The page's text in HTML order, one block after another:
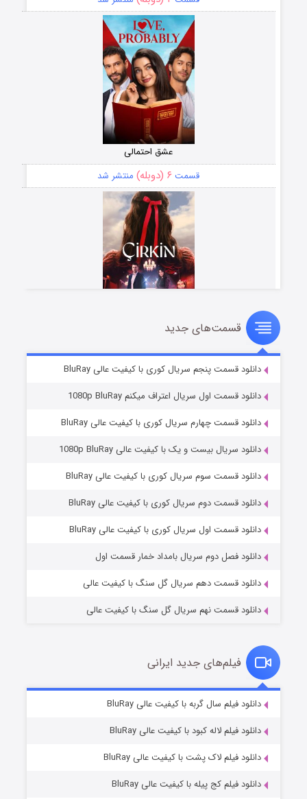
عشق احتمالی
قسمت ۶ (دوبله) منتشر شد
سریال زشت
قسمت۵ (زیرنویس) منتشر شد
وستی ها
قسمت۱ (زیرنویس) منتشر شد
قسمت۶ (زیرنویس) منتشر شد
قسمت‌های جدید
دانلود قسمت پنجم سریال کوری با کیفیت عالی BluRay
دانلود قسمت اول سریال اعتراف میکنم 1080p BluRay
دانلود قسمت چهارم سریال کوری با کیفیت عالی BluRay
دانلود سریال بیست و یک با کیفیت عالی 1080p BluRay
دانلود قسمت سوم سریال کوری با کیفیت عالی BluRay
دانلود قسمت دوم سریال کوری با کیفیت عالی BluRay
دانلود قسمت اول سریال کوری با کیفیت عالی BluRay
دانلود فصل دوم سریال بامداد خمار قسمت اول
دانلود قسمت دهم سریال گل سنگ با کیفیت عالی
دانلود قسمت نهم سریال گل سنگ با کیفیت عالی
فیلم‌های جدید ایرانی
دانلود فیلم سال گربه با کیفیت عالی BluRay
دانلود فیلم لاله کبود با کیفیت عالی BluRay
دانلود فیلم لاک پشت با کیفیت عالی BluRay
دانلود فیلم کج‌ پیله با کیفیت عالی BluRay